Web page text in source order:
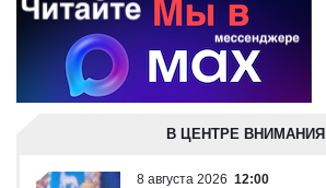
В ЦЕНТРЕ ВНИМАНИЯ
8 августа 2026 12:00